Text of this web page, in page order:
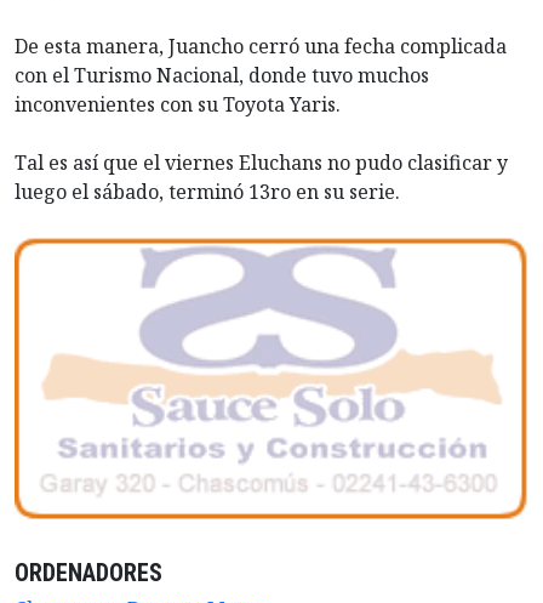
De esta manera, Juancho cerró una fecha complicada
con el Turismo Nacional, donde tuvo muchos
inconvenientes con su Toyota Yaris.
Tal es así que el viernes Eluchans no pudo clasificar y
luego el sábado, terminó 13ro en su serie.
ORDENADORES